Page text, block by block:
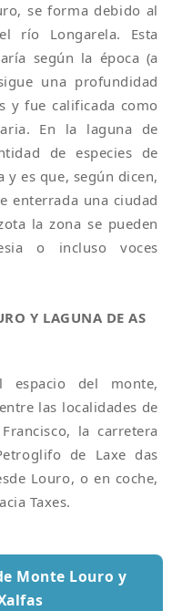
se forma debido al
río Longarela. Esta
según la época (a
una profundidad
y fue calificada como
En la laguna de
de especies de
y es que, según dicen,
enterrada una ciudad
la zona se pueden
o incluso voces
Y LAGUNA DE AS
espacio del monte,
las localidades de
la carretera
de Laxe das
Louro, o en coche,
Taxes.
Monte Louro y